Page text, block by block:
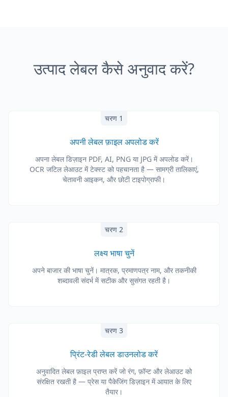
उत्पाद लेबल कैसे अनुवाद करें?
चरण 1
अपनी लेबल फ़ाइल अपलोड करें
अपना लेबल डिज़ाइन PDF, AI, PNG या JPG में अपलोड करें।
OCR जटिल लेआउट में टेक्स्ट को पहचानता है — सामग्री तालिकाएं,
चेतावनी आइकन, और छोटी टाइपोग्राफी।
चरण 2
लक्ष्य भाषा चुनें
अपने बाजार की भाषा चुनें। मात्रक, प्रमाणपत्र नाम, और तकनीकी
शब्दावली संदर्भ में सटीक और सुसंगत रहती है।
चरण 3
प्रिंट-रेडी लेबल डाउनलोड करें
अनुवादित लेबल फ़ाइल प्राप्त करें जो रंग, फ़ॉन्ट और लेआउट को
संरक्षित रखती है — प्रेस या पैकेजिंग डिज़ाइन में आयात के लिए
तैयार।